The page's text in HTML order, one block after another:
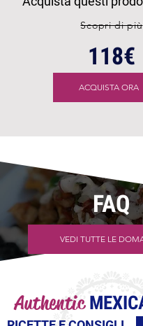
Scopri di più
118€
ACQUISTA ORA
FAQ
VEDI TUTTE LE
Authentic